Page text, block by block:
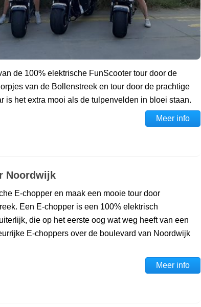
de 100% elektrische FunScooter tour door de
van de Bollenstreek en tour door de prachtige
is het extra mooi als de tulpenvelden in bloei staan.
Meer info
Noordwijk
E-chopper en maak een mooie tour door
Een E-chopper is een 100% elektrisch
die op het eerste oog wat weg heeft van een
E-choppers over de boulevard van Noordwijk
Meer info